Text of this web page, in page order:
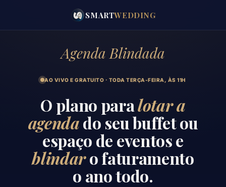
SMARTWEDDING
Agenda Blindada
AO VIVO E GRATUITO · TODA TERÇA-FEIRA , ÀS11H
O plano paralotar a
agendado seu buffet ou
espaço de eventos e
blindaro faturamento
o ano todo.